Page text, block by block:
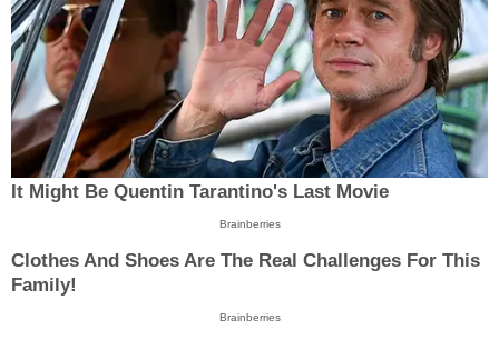
It Might Be Quentin Tarantino's Last Movie
Brainberries
Clothes And Shoes Are The Real Challenges For This
Family!
Brainberries